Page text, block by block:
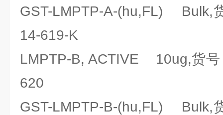
GST-LMPTP-A-(hu,FL) Bulk,
14-619-K
LMPTP-B, ACTIVE 10ug,货号
620
GST-LMPTP-B-(hu,FL) Bulk,